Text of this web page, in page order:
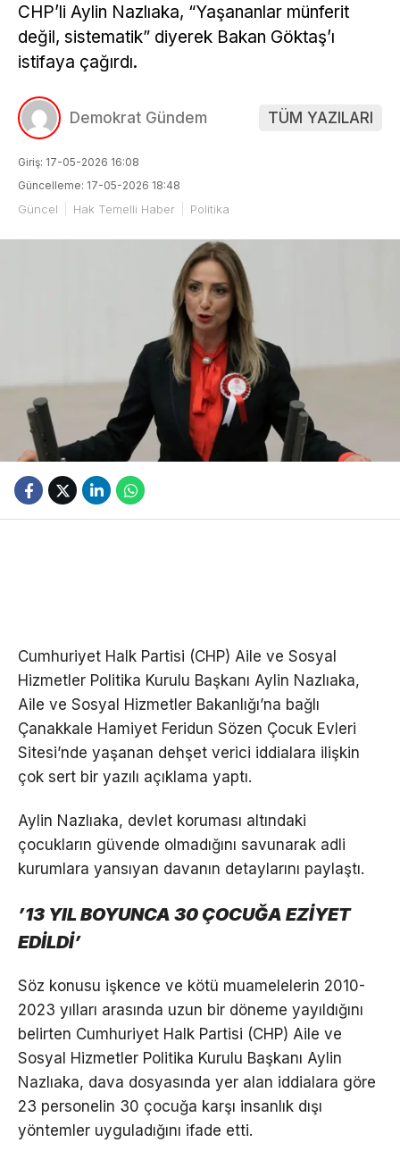
CHP’li Aylin Nazlıaka, “Yaşananlar münferit
değil, sistematik” diyerek Bakan Göktaş’ı
istifaya çağırdı.
Demokrat Gündem TÜM YAZILARI
Giriş: 17-05-2026 16:08
Güncelleme: 17-05-2026 18:48
Güncel Hak Temelli Haber Politika
Cumhuriyet Halk Partisi (CHP) Aile ve Sosyal
Hizmetler Politika Kurulu Başkanı Aylin Nazlıaka,
Aile ve Sosyal Hizmetler Bakanlığı’na bağlı
Çanakkale Hamiyet Feridun Sözen Çocuk Evleri
Sitesi’nde yaşanan dehşet verici iddialara ilişkin
çok sert bir yazılı açıklama yaptı.
Aylin Nazlıaka, devlet koruması altındaki
çocukların güvende olmadığını savunarak adli
kurumlara yansıyan davanın detaylarını paylaştı.
’13 YIL BOYUNCA 30 ÇOCUĞA EZİYET
EDİLDİ’
Söz konusu işkence ve kötü muamelelerin 2010-
2023 yılları arasında uzun bir döneme yayıldığını
belirten Cumhuriyet Halk Partisi (CHP) Aile ve
Sosyal Hizmetler Politika Kurulu Başkanı Aylin
Nazlıaka, dava dosyasında yer alan iddialara göre
23 personelin 30 çocuğa karşı insanlık dışı
yöntemler uyguladığını ifade etti.